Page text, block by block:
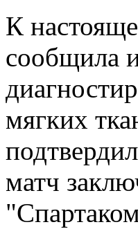
К
сообщила
мягких
матч